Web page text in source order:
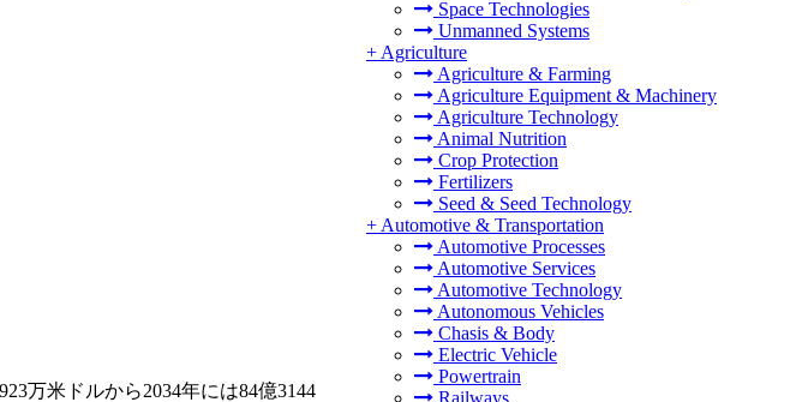
Space Technologies
Unmanned Systems
+ Agriculture
Agriculture & Farming
Agriculture Equipment & Machinery
Agriculture Technology
Animal Nutrition
Crop Protection
Fertilizers
Seed & Seed Technology
+ Automotive & Transportation
Automotive Processes
Automotive Services
Automotive Technology
Autonomous Vehicles
Chasis & Body
Electric Vehicle
Powertrain
Railways
万米ドルから2034年には84億3144